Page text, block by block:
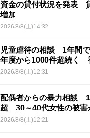
資金の貸付状況を発表
増加
2026/8/8(土)14:32
児童虐待の相談 1年間
年度から1000件超続く
2026/8/8(土)12:31
配偶者からの暴力相談
超 30～40代女性の被
2026/8/8(土)12:21